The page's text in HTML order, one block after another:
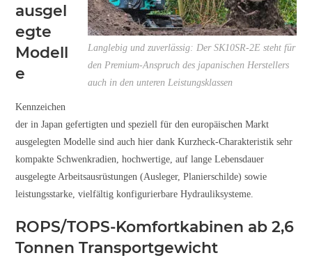
Langlebig und zuverlässig: Der SK10SR-2E steht für
den Premium-Anspruch des japanischen Herstellers
auch in den unteren Leistungsklassen
ausgel
egte
Modell
e
Kennzeichen
der in Japan gefertigten und speziell für den europäischen Markt
ausgelegten Modelle sind auch hier dank Kurzheck-Charakteristik sehr
kompakte Schwenkradien, hochwertige, auf lange Lebensdauer
ausgelegte Arbeitsausrüstungen (Ausleger, Planierschilde) sowie
leistungsstarke, vielfältig konfigurierbare Hydrauliksysteme.
ROPS/TOPS-Komfortkabinen ab 2,6
Tonnen Transportgewicht